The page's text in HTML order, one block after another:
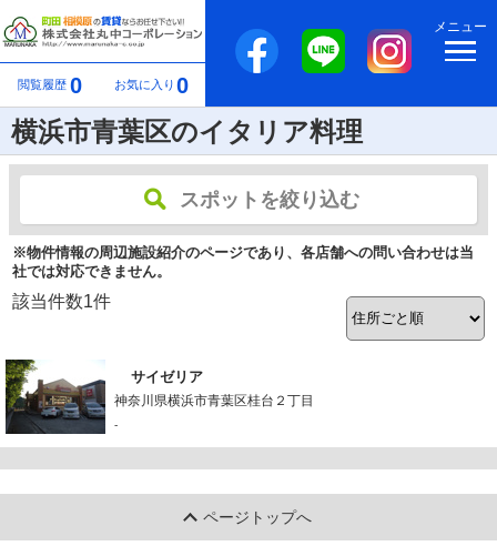
閲覧履歴 0 お気に入り 0
メニュー
横浜市青葉区のイタリア料理
スポットを絞り込む
※物件情報の周辺施設紹介のページであり、各店舗への問い合わせは当
社では対応できません。
該当件数1件
サイゼリア
神奈川県横浜市青葉区桂台２丁目
-
ページトップへ